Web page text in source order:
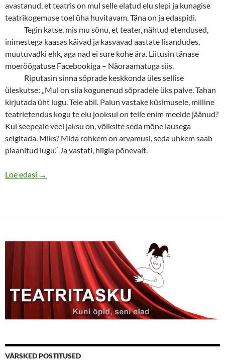
avastanud, et teatris on mul selle elatud elu slepi ja kunagise
teatrikogemuse toel üha huvitavam. Täna on ja edaspidi.
Tegin katse, mis mu sõnu, et teater, nähtud etendused,
inimestega kaasas käivad ja kasvavad aastate lisandudes,
muutuvadki ehk, aga nad ei sure kohe ära. Liitusin tänase
moeröögatuse Facebookiga – Näoraamatuga siis.
Riputasin sinna sõprade keskkonda üles sellise
üleskutse: „Mul on siia kogunenud sõpradele üks palve. Tahan
kirjutada üht lugu. Teie abil. Palun vastake küsimusele, milline
teatrietendus kogu te elu jooksul on teile enim meelde jäänud?
Kui seepeale veel jaksu on, võiksite seda mõne lausega
selgitada. Miks? Mida rohkem on arvamusi, seda uhkem saab
plaanitud lugu.“ Ja vastati, hiigla põnevalt.
Loe edasi Vale jutt, et teater on kaduv kunst
→
VÄRSKED POSTITUSED